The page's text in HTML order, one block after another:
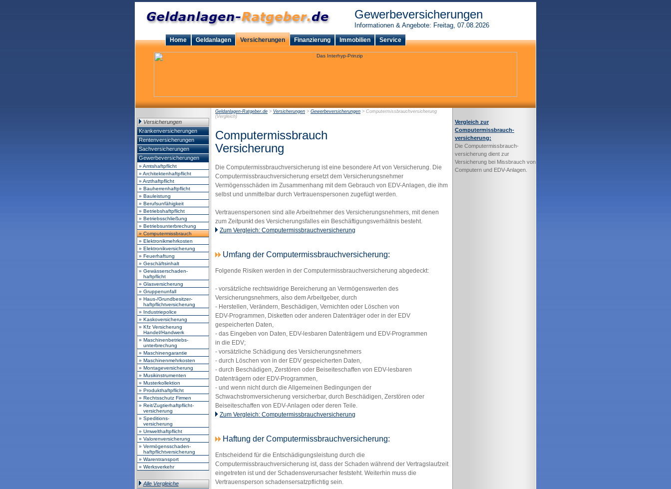
Gewerbeversicherungen
Informationen & Angebote: Freitag, 07.08.2026
Home Geldanlagen Versicherungen Finanzierung Immobilien Service
Versicherungen
Krankenversicherungen
Rentenversicherungen
Sachversicherungen
Gewerbeversicherungen
» Amtshaftpflicht
» Architektenhaftpflicht
» Arzthaftpflicht
» Bauherrenhaftpflicht
» Bauleistung
» Berufsunfähigkeit
» Betriebshaftpflicht
» Betriebsschließung
» Betriebsunterbrechung
» Computermissbrauch
» Elektronikmehrkosten
» Elektronikversicherung
» Feuerhaftung
» Geschäftsinhalt
» Gewässerschaden-
haftpflicht
» Glasversicherung
» Gruppenunfall
» Haus-/Grundbesitzer-
haftpflichtversicherung
» Industriepolice
» Kaskoversicherung
» Kfz Versicherung
Handel/Handwerk
» Maschinenbetriebs-
unterbrechung
» Maschinengarantie
» Maschinenmehrkosten
» Montageversicherung
» Musikinstrumenten
» Musterkollektion
» Produkthaftpflicht
» Rechtsschutz Firmen
» Reit/Zugtierhaftpflicht-
versicherung
» Speditions-
versicherung
» Umwelthaftpflicht
» Valorenversicherung
» Vermögensschaden-
haftpflichtversicherung
» Warentransport
» Werksverkehr
Alle Vergleiche
Geldanlagen-Ratgeber.de > Versicherungen > Gewerbeversicherungen > Computermissbrauchversicherung
(Vergleich)
Computermissbrauch
Versicherung
Die Computermissbrauchversicherung ist eine besondere Art von Versicherung. Die
Computermissbrauchversicherung ersetzt dem Versicherungsnehmer
Vermögensschäden im Zusammenhang mit dem Gebrauch von EDV-Anlagen, die ihm
selbst und unmittelbar durch Vertrauenspersonen zugefügt werden.
Vertrauenspersonen sind alle Arbeitnehmer des Versicherungsnehmers, mit denen
zum Zeitpunkt des Versicherungsfalles ein Beschäftigungsverhältnis besteht.
Zum Vergleich: Computermissbrauchversicherung
Umfang der Computermissbrauchversicherung:
Folgende Risiken werden in der Computermissbrauchversicherung abgedeckt:
- vorsätzliche rechtswidrige Bereicherung an Vermögenswerten des
Versicherungsnehmers, also dem Arbeitgeber, durch
- Herstellen, Verändern, Beschädigen, Vernichten oder Löschen von
EDV-Programmen, Disketten oder anderen Datenträger oder in der EDV
gespeicherten Daten,
- das Eingeben von Daten, EDV-lesbaren Datenträgern und EDV-Programmen
in die EDV;
- vorsätzliche Schädigung des Versicherungsnehmers
- durch Löschen von in der EDV gespeicherten Daten,
- durch Beschädigen, Zerstören oder Beiseiteschaffen von EDV-lesbaren
Datenträgern oder EDV-Programmen,
- und wenn nicht durch die Allgemeinen Bedingungen der
Schwachstromversicherung versicherbar, durch Beschädigen, Zerstören oder
Beiseiteschaffen von EDV-Anlagen oder deren Teile.
Zum Vergleich: Computermissbrauchversicherung
Haftung der Computermissbrauchversicherung:
Entscheidend für die Entschädigungsleistung durch die
Computermissbrauchversicherung ist, dass der Schaden während der Vertragslaufzeit
eingetreten ist und der Schadensverursacher feststeht. Weiterhin muss die
Vertrauensperson schadensersatzpflichtig sein.
Vergleich zur
Computermissbrauch-
versicherung:
Die Computermissbrauch-
versicherung dient zur
Versicherung bei Missbrauch von
Computern und EDV-Anlagen.